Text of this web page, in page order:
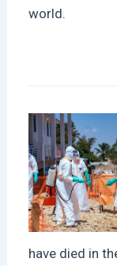
world.
have died in